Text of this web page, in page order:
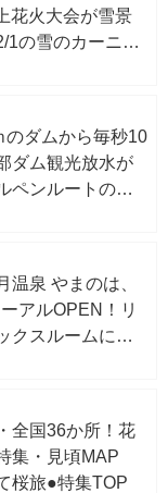
花火大会が雪景
1の雪のカーニバ
のダムから毎秒10
ダム観光放水が
ペンルートのハ
温泉 やまのは、
アルOPEN！リ
クスルームに泊
全国36か所！花
集・見頃MAP
桜旅●特集TOP